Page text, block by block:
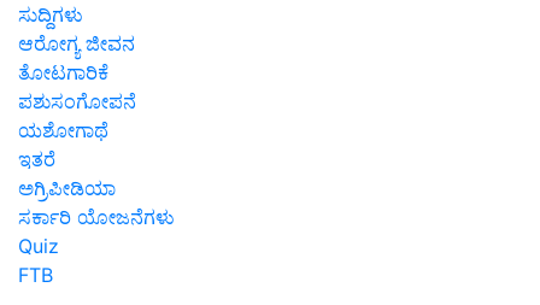
ಸುದ್ದಿಗಳು
ಆರೋಗ್ಯ ಜೀವನ
ತೋಟಗಾರಿಕೆ
ಪಶುಸಂಗೋಪನೆ
ಯಶೋಗಾಥೆ
ಇತರೆ
ಅಗ್ರಿಪೀಡಿಯಾ
ಸರ್ಕಾರಿ ಯೋಜನೆಗಳು
Quiz
FTB